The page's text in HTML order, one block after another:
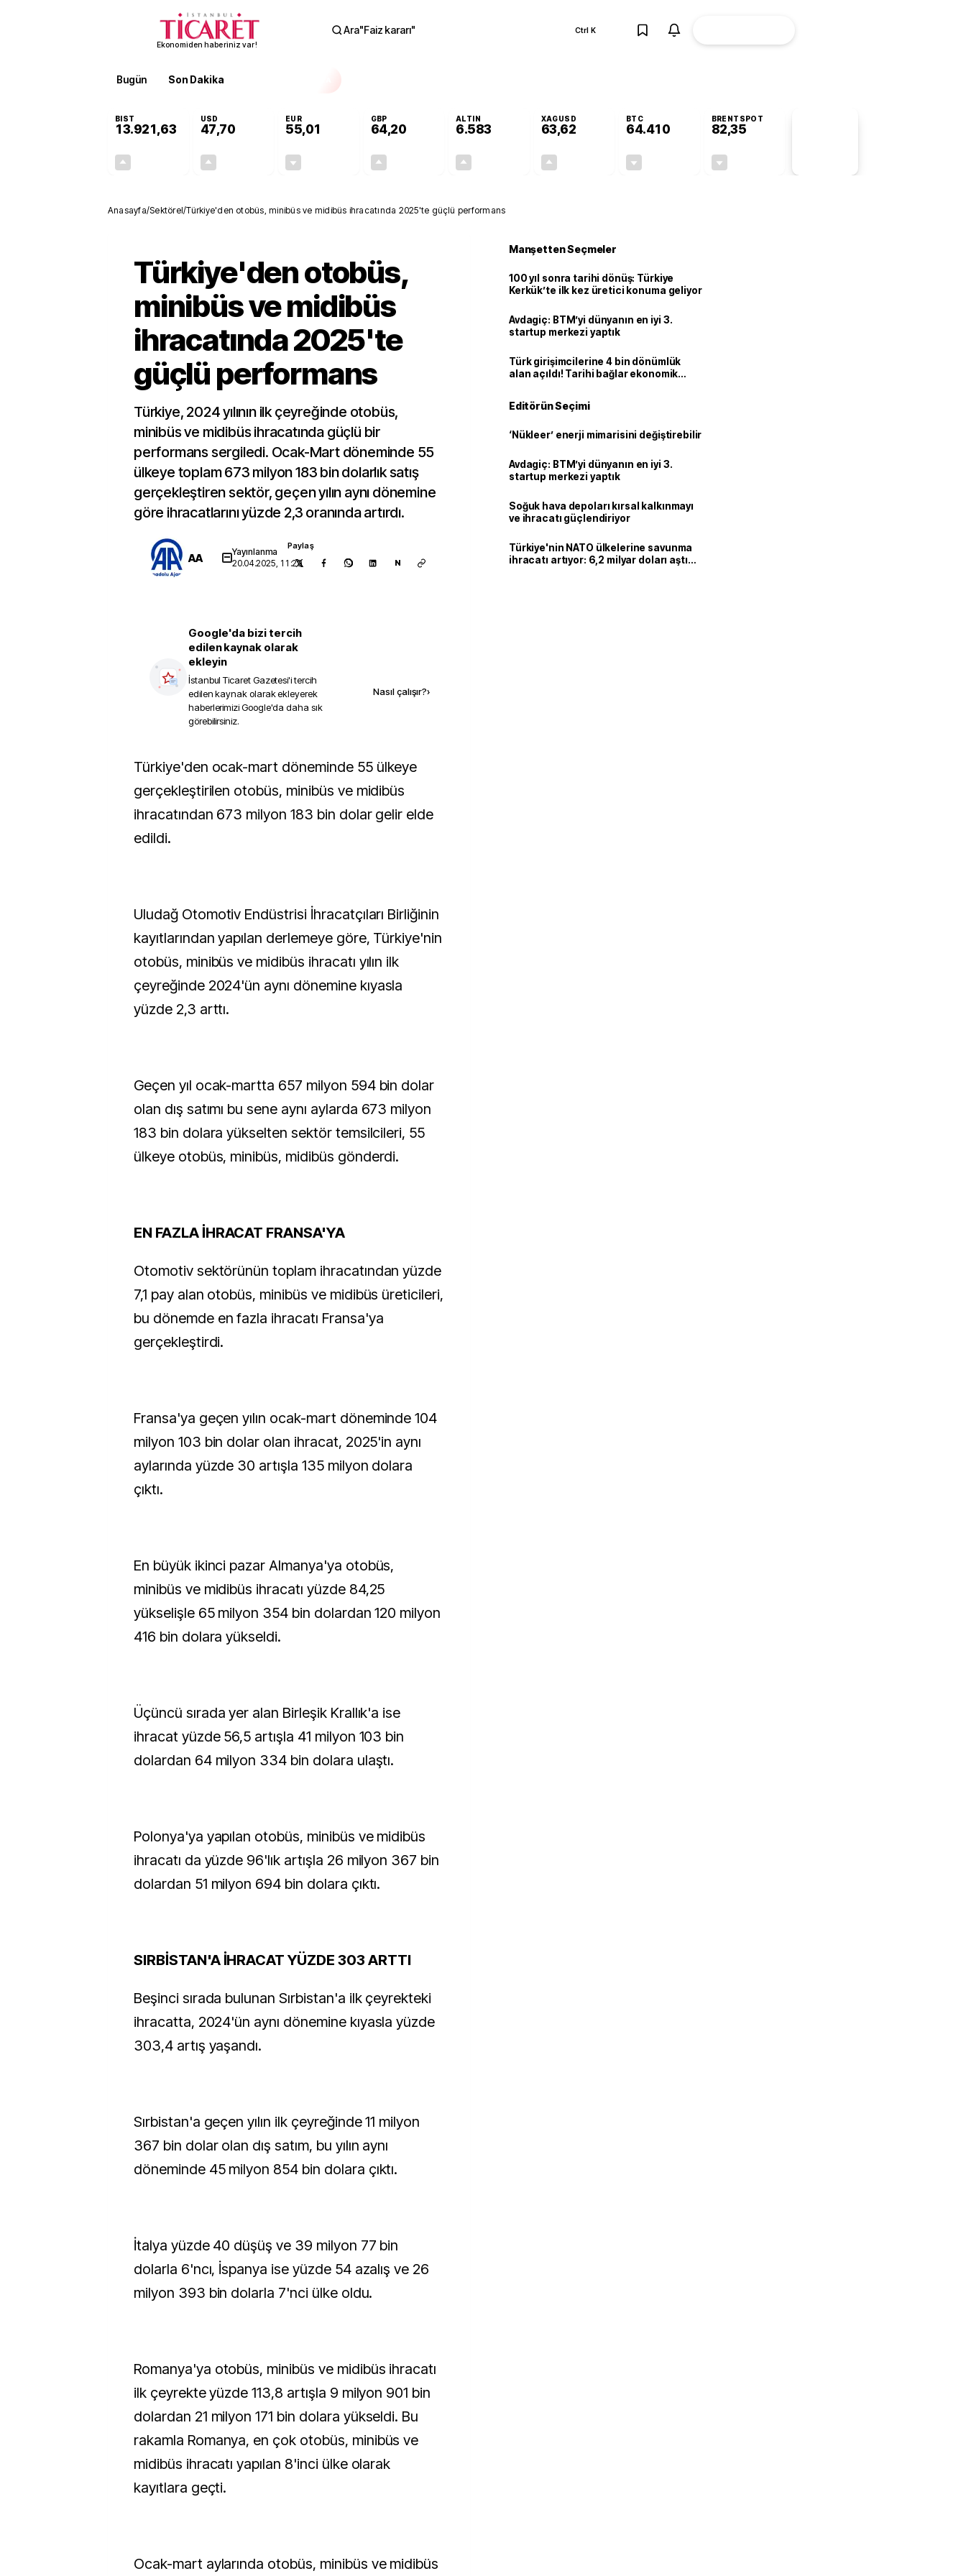
Ekonomiden haberiniz var!
Ara"Faiz kararı" Ctrl K
Bugün Son Dakika
BIST
13.921,63
USD
47,70
EUR
55,01
GBP
64,20
ALTIN
6.583
XAGUSD
63,62
BTC
64.410
BRENTSPOT
82,35
Anasayfa/Sektörel/Türkiye'den otobüs, minibüs ve midibüs ihracatında 2025'te güçlü performans
Türkiye'den otobüs,
minibüs ve midibüs
ihracatında 2025'te
güçlü performans
Türkiye, 2024 yılının ilk çeyreğinde otobüs,
minibüs ve midibüs ihracatında güçlü bir
performans sergiledi. Ocak-Mart döneminde 55
ülkeye toplam 673 milyon 183 bin dolarlık satış
gerçekleştiren sektör, geçen yılın aynı dönemine
göre ihracatlarını yüzde 2,3 oranında artırdı.
AA
Yayınlanma
20.04.2025, 11:29
Paylaş
N
Google'da bizi tercih
edilen kaynak olarak
ekleyin
İstanbul Ticaret Gazetesi'i tercih
edilen kaynak olarak ekleyerek
haberlerimizi Google'da daha sık
görebilirsiniz.
Nasıl çalışır?›
Türkiye'den ocak-mart döneminde 55 ülkeye
gerçekleştirilen otobüs, minibüs ve midibüs
ihracatından 673 milyon 183 bin dolar gelir elde
edildi.
Uludağ Otomotiv Endüstrisi İhracatçıları Birliğinin
kayıtlarından yapılan derlemeye göre, Türkiye'nin
otobüs, minibüs ve midibüs ihracatı yılın ilk
çeyreğinde 2024'ün aynı dönemine kıyasla
yüzde 2,3 arttı.
Geçen yıl ocak-martta 657 milyon 594 bin dolar
olan dış satımı bu sene aynı aylarda 673 milyon
183 bin dolara yükselten sektör temsilcileri, 55
ülkeye otobüs, minibüs, midibüs gönderdi.
EN FAZLA İHRACAT FRANSA'YA
Otomotiv sektörünün toplam ihracatından yüzde
7,1 pay alan otobüs, minibüs ve midibüs üreticileri,
bu dönemde en fazla ihracatı Fransa'ya
gerçekleştirdi.
Fransa'ya geçen yılın ocak-mart döneminde 104
milyon 103 bin dolar olan ihracat, 2025'in aynı
aylarında yüzde 30 artışla 135 milyon dolara
çıktı.
En büyük ikinci pazar Almanya'ya otobüs,
minibüs ve midibüs ihracatı yüzde 84,25
yükselişle 65 milyon 354 bin dolardan 120 milyon
416 bin dolara yükseldi.
Üçüncü sırada yer alan Birleşik Krallık'a ise
ihracat yüzde 56,5 artışla 41 milyon 103 bin
dolardan 64 milyon 334 bin dolara ulaştı.
Polonya'ya yapılan otobüs, minibüs ve midibüs
ihracatı da yüzde 96'lık artışla 26 milyon 367 bin
dolardan 51 milyon 694 bin dolara çıktı.
SIRBİSTAN'A İHRACAT YÜZDE 303 ARTTI
Beşinci sırada bulunan Sırbistan'a ilk çeyrekteki
ihracatta, 2024'ün aynı dönemine kıyasla yüzde
303,4 artış yaşandı.
Sırbistan'a geçen yılın ilk çeyreğinde 11 milyon
367 bin dolar olan dış satım, bu yılın aynı
döneminde 45 milyon 854 bin dolara çıktı.
İtalya yüzde 40 düşüş ve 39 milyon 77 bin
dolarla 6'ncı, İspanya ise yüzde 54 azalış ve 26
milyon 393 bin dolarla 7'nci ülke oldu.
Romanya'ya otobüs, minibüs ve midibüs ihracatı
ilk çeyrekte yüzde 113,8 artışla 9 milyon 901 bin
dolardan 21 milyon 171 bin dolara yükseldi. Bu
rakamla Romanya, en çok otobüs, minibüs ve
midibüs ihracatı yapılan 8'inci ülke olarak
kayıtlara geçti.
Ocak-mart aylarında otobüs, minibüs ve midibüs
Manşetten Seçmeler
100 yıl sonra tarihi dönüş: Türkiye
Kerkük’te ilk kez üretici konuma geliyor
Avdagiç: BTM’yi dünyanın en iyi 3.
startup merkezi yaptık
Türk girişimcilerine 4 bin dönümlük
alan açıldı! Tarihi bağlar ekonomik
Editörün Seçimi
‘Nükleer’ enerji mimarisini değiştirebilir
Avdagiç: BTM’yi dünyanın en iyi 3.
startup merkezi yaptık
Soğuk hava depoları kırsal kalkınmayı
ve ihracatı güçlendiriyor
Türkiye'nin NATO ülkelerine savunma
ihracatı artıyor: 6,2 milyar doları aştı